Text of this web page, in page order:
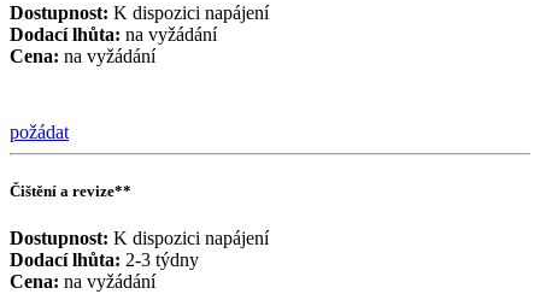
Dostupnost: K dispozici napájení
Dodací lhůta: na vyžádání
Cena: na vyžádání
požádat
Čištění a revize**
Dostupnost: K dispozici napájení
Dodací lhůta: 2-3 týdny
Cena: na vyžádání